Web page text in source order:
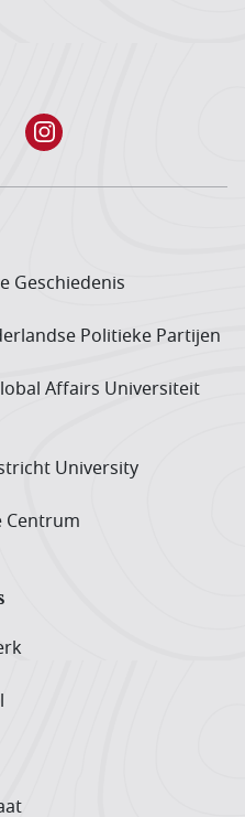
Geschiedenis
Politieke Partijen
Affairs Universiteit
University
Centrum